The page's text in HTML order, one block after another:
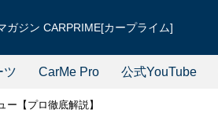
ガジン CARPRIME[カープライム]
ツ CarMe Pro 公式YouTube
【プロ徹底解説】